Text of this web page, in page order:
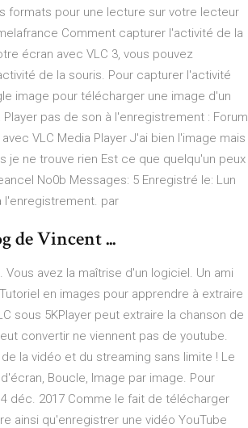
formats pour une lecture sur votre lecteur
Comment capturer l'activité de la
écran avec VLC 3, vous pouvez
de la souris. Pour capturer l'activité
image pour télécharger une image d'un
pas de son à l'enregistrement : Forum
VLC Media Player J'ai bien l'image mais
je ne trouve rien Est ce que quelqu'un peux
No0b Messages: 5 Enregistré le: Lun
l'enregistrement. par
de Vincent ...
avez la maîtrise d'un logiciel. Un ami
en images pour apprendre à extraire
sous 5KPlayer peut extraire la chanson de
convertir ne viennent pas de youtube.
la vidéo et du streaming sans limite ! Le
Boucle, Image par image. Pour
déc. 2017 Comme le fait de télécharger
ainsi qu'enregistrer une vidéo YouTube